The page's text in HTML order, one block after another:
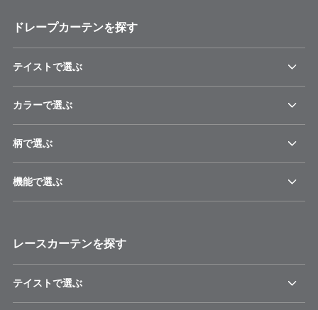
ドレープカーテンを探す
テイストで選ぶ
カラーで選ぶ
柄で選ぶ
機能で選ぶ
レースカーテンを探す
テイストで選ぶ